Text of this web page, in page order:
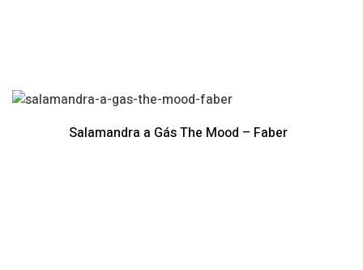
Salamandra a Gás The Mood – Faber